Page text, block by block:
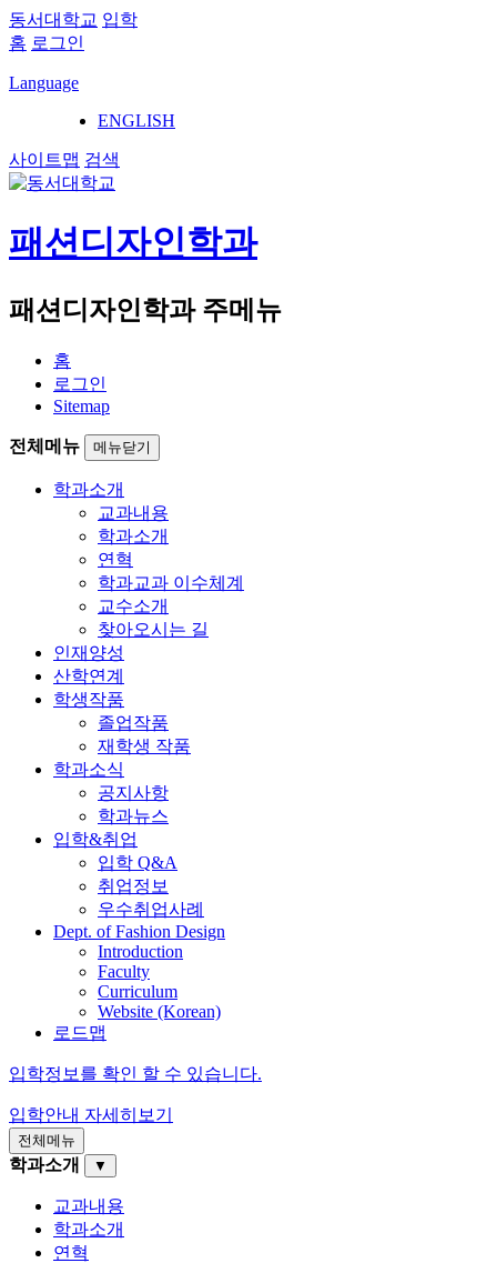
동서대학교 입학
홈 로그인
Language
ENGLISH
사이트맵 검색
패션디자인학과
패션디자인학과 주메뉴
홈
로그인
Sitemap
전체메뉴 메뉴닫기
학과소개
교과내용
학과소개
연혁
학과교과 이수체계
교수소개
찾아오시는 길
인재양성
산학연계
학생작품
졸업작품
재학생 작품
학과소식
공지사항
학과뉴스
입학&취업
입학 Q&A
취업정보
우수취업사례
Dept. of Fashion Design
Introduction
Faculty
Curriculum
Website (Korean)
로드맵
입학정보를 확인 할 수 있습니다.
입학안내 자세히보기
전체메뉴
학과소개 ▼
교과내용
학과소개
연혁